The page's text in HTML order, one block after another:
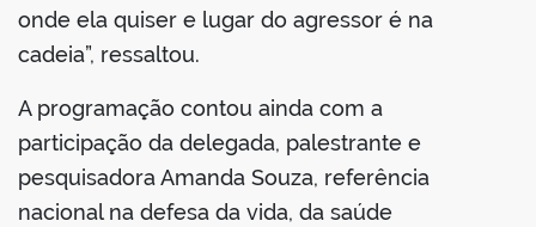
onde ela quiser e lugar do agressor é na
cadeia”, ressaltou.
A programação contou ainda com a
participação da delegada, palestrante e
pesquisadora Amanda Souza, referência
nacional na defesa da vida, da saúde